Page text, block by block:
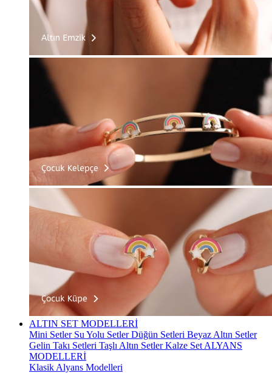
ALTIN SET MODELLERİ
Mini Setler Su Yolu SetlerDüğün Setleri Beyaz Altın Setler
Gelin Takı Setleri Taşlı Altın SetlerKalze Set ALYANS
MODELLERİ
Klasik Alyans Modelleri